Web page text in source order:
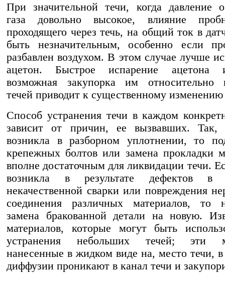
При значительной течи, когда давление
газа довольно высокое, влияние
проходящего через течь, на общий ток в
быть незначительным, особенно если
разбавлен воздухом. В этом случае лучше
ацетон. Быстрое испарение ацетона
возможная закупорка им относительно
течей приводит к существенному изменению
Способ устранения течи в каждом
зависит от причин, ее вызвавших. Так,
возникла в разборном уплотнении, то
крепежных болтов или замена прокладки
вполне достаточным для ликвидации течи.
возникла в результате дефектов в
некачественной сварки или повреждения
соединения различных материалов, то
замена бракованной детали на новую.
материалов, которые могут быть
устранения небольших течей; эти
нанесенные в жидком виде на, место течи, в
диффузии проникают в канал течи и